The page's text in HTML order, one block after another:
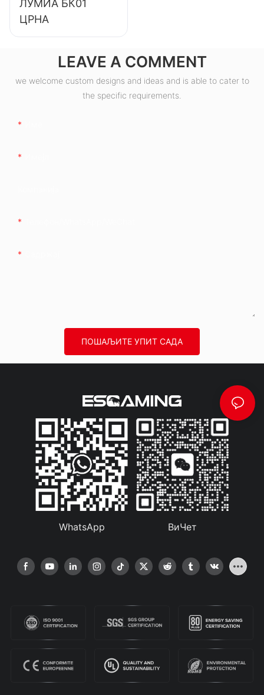
ЛУМИА БК01
ЦРНА
LEAVE A COMMENT
we welcome custom designs and ideas and is able to cater to
the specific requirements.
ПОШАЉИТЕ УПИТ САДА
WhatsApp ВиЧет